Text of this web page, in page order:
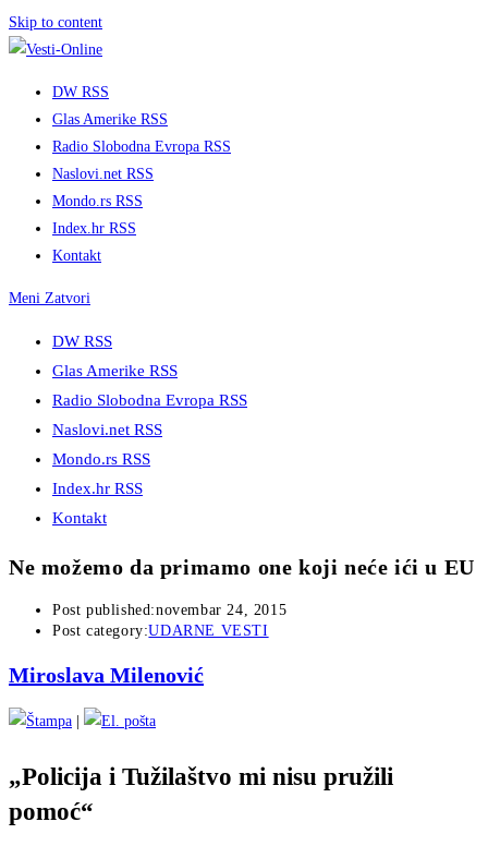
Skip to content
DW RSS
Glas Amerike RSS
Radio Slobodna Evropa RSS
Naslovi.net RSS
Mondo.rs RSS
Index.hr RSS
Kontakt
Meni Zatvori
DW RSS
Glas Amerike RSS
Radio Slobodna Evropa RSS
Naslovi.net RSS
Mondo.rs RSS
Index.hr RSS
Kontakt
Ne možemo da primamo one koji neće ići u EU
Post published:novembar 24, 2015
Post category:UDARNE VESTI
Miroslava Milenović
„Policija i Tužilaštvo mi nisu pružili
pomoć“